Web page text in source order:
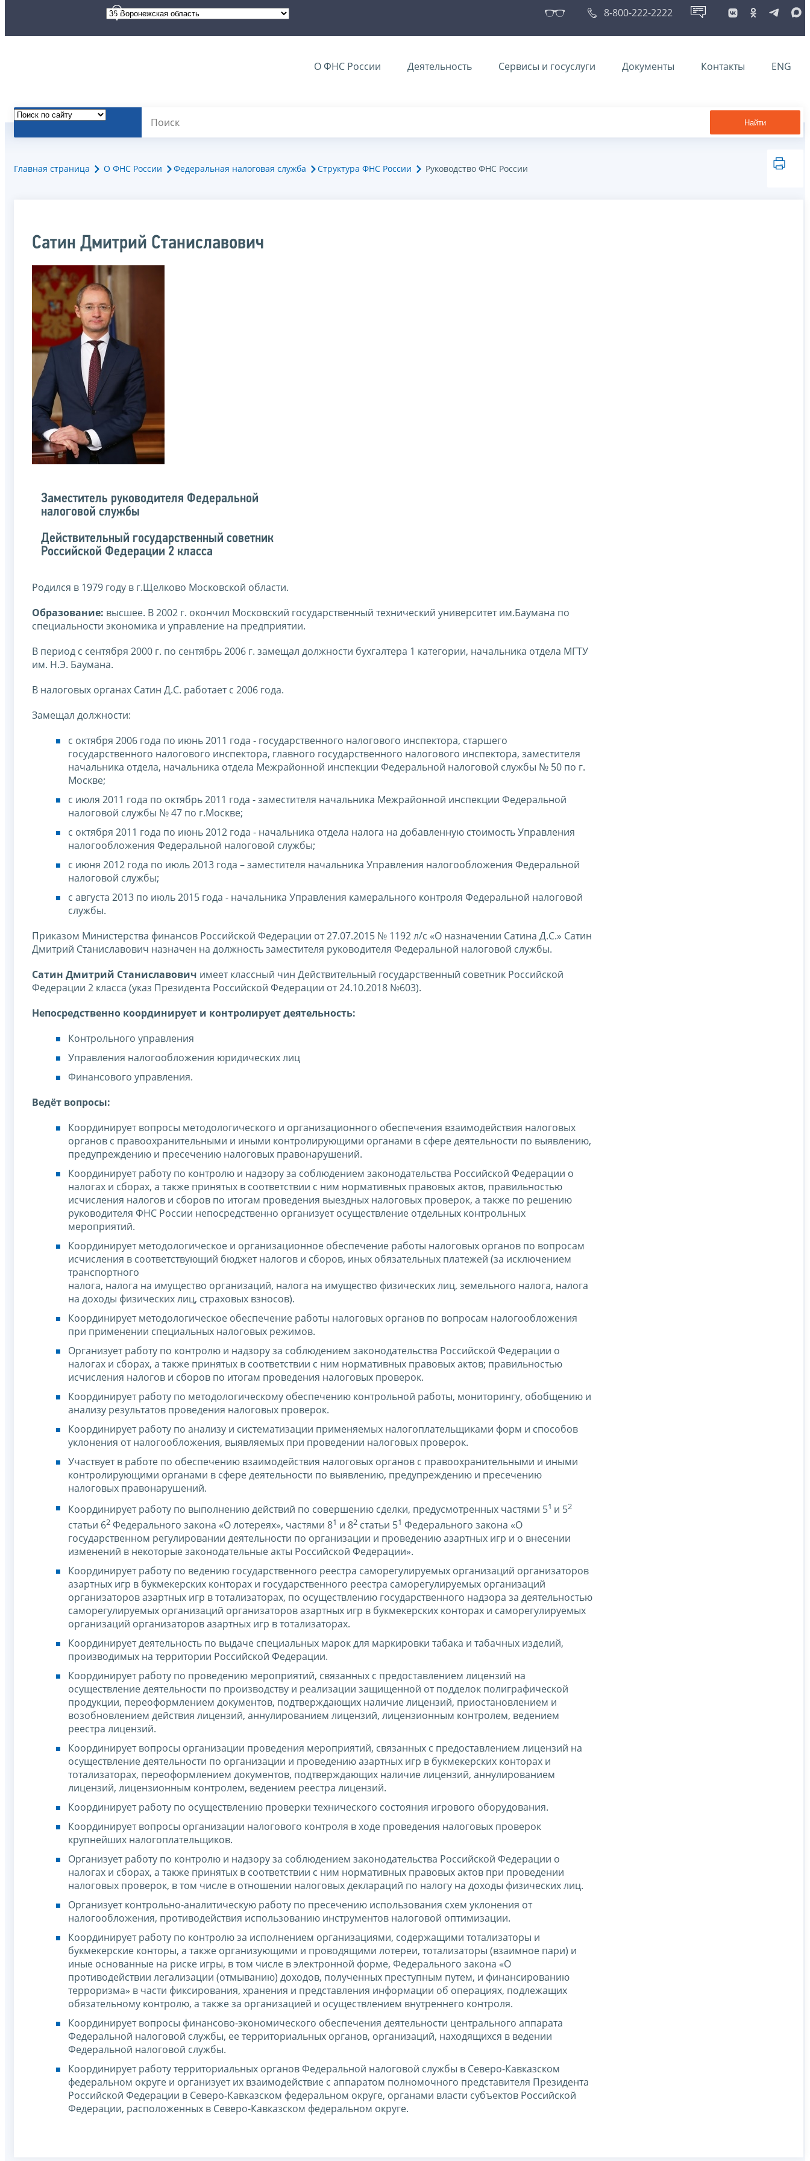
8-800-222-2222
О ФНС России Деятельность Сервисы и госуслуги Документы Контакты ENG
Найти
Главная страница О ФНС России Федеральная налоговая служба Структура ФНС России Руководство ФНС России
Сатин Дмитрий Станиславович
Заместитель руководителя Федеральной
налоговой службы
Действительный государственный советник
Российской Федерации 2 класса
Родился в 1979 году в г.Щелково Московской области.
Образование: высшее. В 2002 г. окончил Московский государственный технический университет им.Баумана по
специальности экономика и управление на предприятии.
В период с сентября 2000 г. по сентябрь 2006 г. замещал должности бухгалтера 1 категории, начальника отдела МГТУ
им. Н.Э. Баумана.
В налоговых органах Сатин Д.С. работает с 2006 года.
Замещал должности:
с октября 2006 года по июнь 2011 года - государственного налогового инспектора, старшего
государственного налогового инспектора, главного государственного налогового инспектора, заместителя
начальника отдела, начальника отдела Межрайонной инспекции Федеральной налоговой службы № 50 по г.
Москве;
с июля 2011 года по октябрь 2011 года - заместителя начальника Межрайонной инспекции Федеральной
налоговой службы № 47 по г.Москве;
с октября 2011 года по июнь 2012 года - начальника отдела налога на добавленную стоимость Управления
налогообложения Федеральной налоговой службы;
с июня 2012 года по июль 2013 года – заместителя начальника Управления налогообложения Федеральной
налоговой службы;
с августа 2013 по июль 2015 года - начальника Управления камерального контроля Федеральной налоговой
службы.
Приказом Министерства финансов Российской Федерации от 27.07.2015 № 1192 л/с «О назначении Сатина Д.С.» Сатин
Дмитрий Станиславович назначен на должность заместителя руководителя Федеральной налоговой службы.
Сатин Дмитрий Станиславович имеет классный чин Действительный государственный советник Российской
Федерации 2 класса (указ Президента Российской Федерации от 24.10.2018 №603).
Непосредственно координирует и контролирует деятельность:
Контрольного управления
Управления налогообложения юридических лиц
Финансового управления.
Ведёт вопросы:
Координирует вопросы методологического и организационного обеспечения взаимодействия налоговых
органов с правоохранительными и иными контролирующими органами в сфере деятельности по выявлению,
предупреждению и пресечению налоговых правонарушений.
Координирует работу по контролю и надзору за соблюдением законодательства Российской Федерации о
налогах и сборах, а также принятых в соответствии с ним нормативных правовых актов, правильностью
исчисления налогов и сборов по итогам проведения выездных налоговых проверок, а также по решению
руководителя ФНС России непосредственно организует осуществление отдельных контрольных
мероприятий.
Координирует методологическое и организационное обеспечение работы налоговых органов по вопросам
исчисления в соответствующий бюджет налогов и сборов, иных обязательных платежей (за исключением
транспортного
налога, налога на имущество организаций, налога на имущество физических лиц, земельного налога, налога
на доходы физических лиц, страховых взносов).
Координирует методологическое обеспечение работы налоговых органов по вопросам налогообложения
при применении специальных налоговых режимов.
Организует работу по контролю и надзору за соблюдением законодательства Российской Федерации о
налогах и сборах, а также принятых в соответствии с ним нормативных правовых актов; правильностью
исчисления налогов и сборов по итогам проведения налоговых проверок.
Координирует работу по методологическому обеспечению контрольной работы, мониторингу, обобщению и
анализу результатов проведения налоговых проверок.
Координирует работу по анализу и систематизации применяемых налогоплательщиками форм и способов
уклонения от налогообложения, выявляемых при проведении налоговых проверок.
Участвует в работе по обеспечению взаимодействия налоговых органов с правоохранительными и иными
контролирующими органами в сфере деятельности по выявлению, предупреждению и пресечению
налоговых правонарушений.
Координирует работу по выполнению действий по совершению сделки, предусмотренных частями 51 и 52
статьи 62 Федерального закона «О лотереях», частями 81 и 82 статьи 51 Федерального закона «О
государственном регулировании деятельности по организации и проведению азартных игр и о внесении
изменений в некоторые законодательные акты Российской Федерации».
Координирует работу по ведению государственного реестра саморегулируемых организаций организаторов
азартных игр в букмекерских конторах и государственного реестра саморегулируемых организаций
организаторов азартных игр в тотализаторах, по осуществлению государственного надзора за деятельностью
саморегулируемых организаций организаторов азартных игр в букмекерских конторах и саморегулируемых
организаций организаторов азартных игр в тотализаторах.
Координирует деятельность по выдаче специальных марок для маркировки табака и табачных изделий,
производимых на территории Российской Федерации.
Координирует работу по проведению мероприятий, связанных с предоставлением лицензий на
осуществление деятельности по производству и реализации защищенной от подделок полиграфической
продукции, переоформлением документов, подтверждающих наличие лицензий, приостановлением и
возобновлением действия лицензий, аннулированием лицензий, лицензионным контролем, ведением
реестра лицензий.
Координирует вопросы организации проведения мероприятий, связанных с предоставлением лицензий на
осуществление деятельности по организации и проведению азартных игр в букмекерских конторах и
тотализаторах, переоформлением документов, подтверждающих наличие лицензий, аннулированием
лицензий, лицензионным контролем, ведением реестра лицензий.
Координирует работу по осуществлению проверки технического состояния игрового оборудования.
Координирует вопросы организации налогового контроля в ходе проведения налоговых проверок
крупнейших налогоплательщиков.
Организует работу по контролю и надзору за соблюдением законодательства Российской Федерации о
налогах и сборах, а также принятых в соответствии с ним нормативных правовых актов при проведении
налоговых проверок, в том числе в отношении налоговых деклараций по налогу на доходы физических лиц.
Организует контрольно-аналитическую работу по пресечению использования схем уклонения от
налогообложения, противодействия использованию инструментов налоговой оптимизации.
Координирует работу по контролю за исполнением организациями, содержащими тотализаторы и
букмекерские конторы, а также организующими и проводящими лотереи, тотализаторы (взаимное пари) и
иные основанные на риске игры, в том числе в электронной форме, Федерального закона «О
противодействии легализации (отмыванию) доходов, полученных преступным путем, и финансированию
терроризма» в части фиксирования, хранения и представления информации об операциях, подлежащих
обязательному контролю, а также за организацией и осуществлением внутреннего контроля.
Координирует вопросы финансово-экономического обеспечения деятельности центрального аппарата
Федеральной налоговой службы, ее территориальных органов, организаций, находящихся в ведении
Федеральной налоговой службы.
Координирует работу территориальных органов Федеральной налоговой службы в Северо-Кавказском
федеральном округе и организует их взаимодействие с аппаратом полномочного представителя Президента
Российской Федерации в Северо-Кавказском федеральном округе, органами власти субъектов Российской
Федерации, расположенных в Северо-Кавказском федеральном округе.